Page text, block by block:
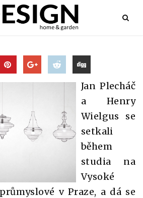
Jan Plecháč
a Henry
Wielgus se
setkali
během
studia na
Vysoké
v Praze, a dá se